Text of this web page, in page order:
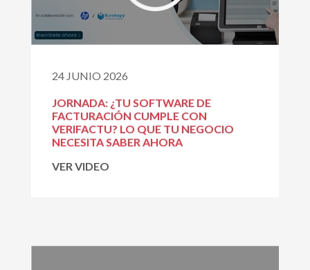
24 JUNIO 2026
JORNADA: ¿TU SOFTWARE DE
FACTURACIÓN CUMPLE CON
VERIFACTU? LO QUE TU NEGOCIO
NECESITA SABER AHORA
VER VIDEO